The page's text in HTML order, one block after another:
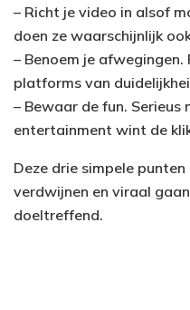
– Richt je video in alsof
doen ze waarschijnlijk
– Benoem je
platforms van
– Bewaar de fun. Serieus
entertainment wint de
Deze drie simpele
verdwijnen en viraal
doeltreffend.